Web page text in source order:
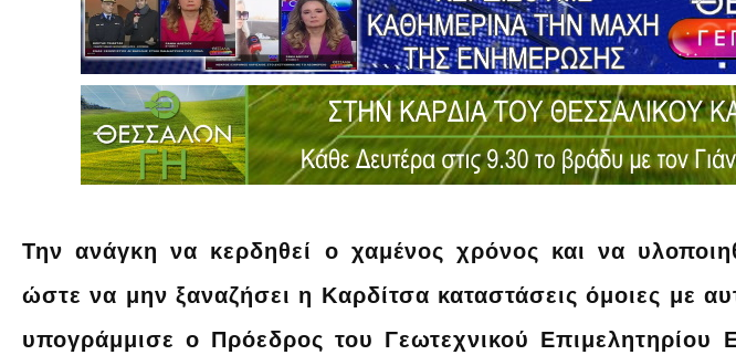
Την ανάγκη να κερδηθεί ο χαμένος χρόνος και να
ώστε να μην ξαναζήσει η Καρδίτσα καταστάσεις όμοιες με
υπογράμμισε ο Πρόεδρος του Γεωτεχνικού Επιμελητηρίου